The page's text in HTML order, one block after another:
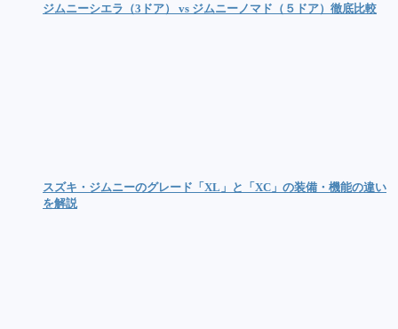
ジムニーシエラ（3ドア） vs ジムニーノマド（５ドア）徹底比較
スズキ・ジムニーのグレード「XL」と「XC」の装備・機能の違い
を解説